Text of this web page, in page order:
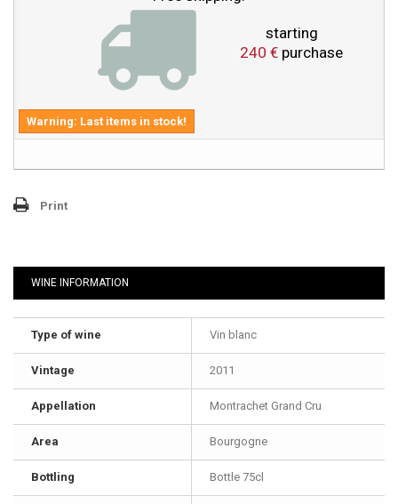
starting
240 € purchase
Warning: Last items in stock!
Print
WINE INFORMATION
Type of wine Vin blanc
Vintage 2011
Appellation Montrachet Grand Cru
Area Bourgogne
Bottling Bottle 75cl